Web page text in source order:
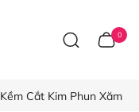
0
Kềm Cắt Kim Phun Xăm